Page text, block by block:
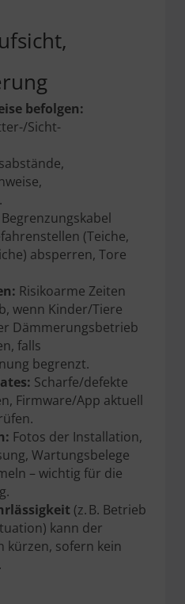
befolgen:
Sicht-
Begrenzungskabel
(Teiche,
absperren, Tore
Risikoarme Zeiten
wenn Kinder/Tiere
Dämmerungsbetrieb
falls
begrenzt.
Scharfe/defekte
Firmware/App aktuell
Fotos der Installation,
Wartungsbelege
– wichtig für die
(z. B. Betrieb
kann der
kürzen, sofern kein